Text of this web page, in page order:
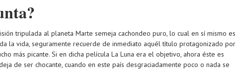
tripulada al planeta Marte semeja cachondeo puro, lo cual en sí mismo es
la vida, seguramente recuerde de inmediato aquél título protagonizado por
más picante. Si en dicha película La Luna era el objetivo, ahora éste es
de ser chocante, cuando en este país desgraciadamente poco o nada se